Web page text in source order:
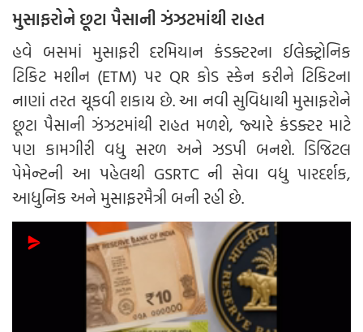
મુસાફરોને છૂટા પૈસાની ઝંઝટમાંથી રાહત
હવે બસમાં મુસાફરી દરમિયાન કંડક્ટરના ઈલેક્ટ્રોનિક
ટિકિટ મશીન (ETM) પર QR કોડ સ્કેન કરીને ટિકિટના
નાણાં તરત ચૂકવી શકાય છે. આ નવી સુવિધાથી મુસાફરોને
છૂટા પૈસાની ઝંઝટમાંથી રાહત મળશે, જ્યારે કંડક્ટર માટે
પણ કામગીરી વધુ સરળ અને ઝડપી બનશે. ડિજિટલ
પેમેન્ટની આ પહેલથી GSRTC ની સેવા વધુ પારદર્શક,
આધુનિક અને મુસાફરમૈત્રી બની રહી છે.